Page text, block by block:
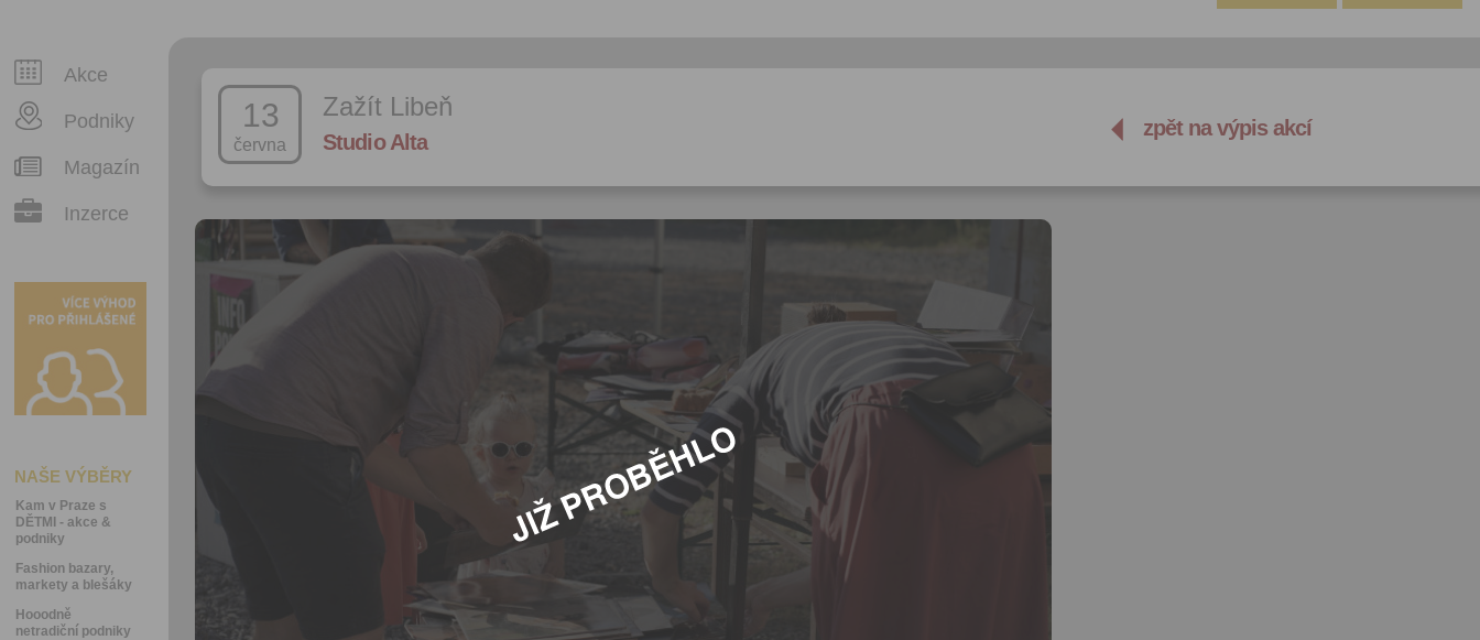
Akce
Podniky
Magazín
Inzerce
NAŠE VÝBĚRY
Kam v Praze s
DĚTMI - akce &
podniky
Fashion bazary,
markety a blešáky
Hooodně
netradiční podniky
13
června
Zažít Libeň
Studio Alta
zpět na výpis akcí